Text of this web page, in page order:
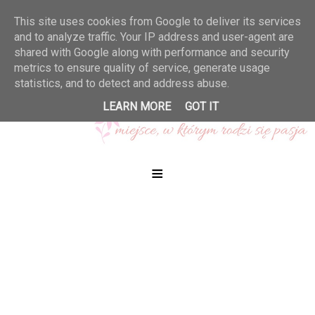
≡
This site uses cookies from Google to deliver its services
and to analyze traffic. Your IP address and user-agent are
shared with Google along with performance and security
metrics to ensure quality of service, generate usage
statistics, and to detect and address abuse.
LEARN MORE
GOT IT